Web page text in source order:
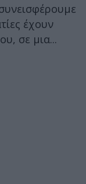
έχουν
σε μια...